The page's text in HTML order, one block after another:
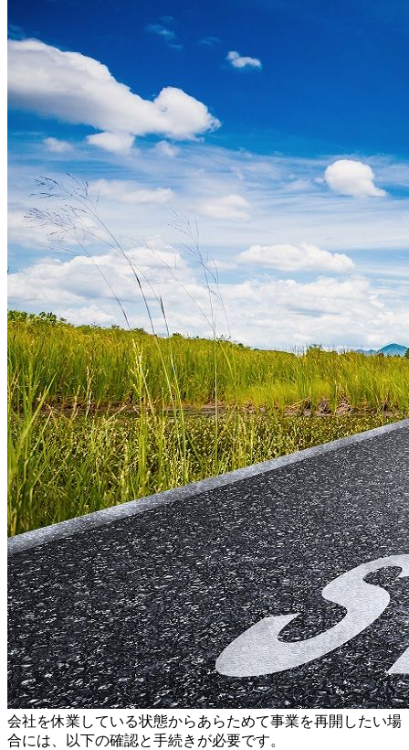
会社を休業している状態からあらためて事業を再開したい場
合には、以下の確認と手続きが必要です。